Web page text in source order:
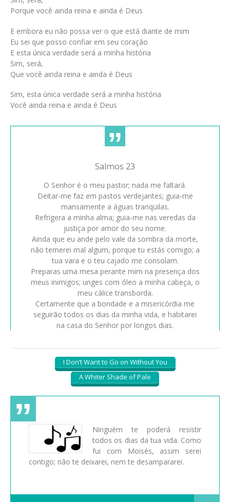
Porque você ainda reina e ainda é Deus
E embora eu não possa ver o que está diante de mim
Eu sei que posso confiar em seu coração
E esta única verdade será a minha história
Sim, será,
Que você ainda reina e ainda é Deus
Sim, esta única verdade será a minha história
Você ainda reina e ainda é Deus
Salmos 23
O Senhor é o meu pastor; nada me faltará.
Deitar-me faz em pastos verdejantes; guia-me
mansamente a águas tranqüilas.
Refrigera a minha alma; guia-me nas veredas da
justiça por amor do seu nome.
Ainda que eu ande pelo vale da sombra da morte,
não temerei mal algum, porque tu estás comigo; a
tua vara e o teu cajado me consolam.
Preparas uma mesa perante mim na presença dos
meus inimigos; unges com óleo a minha cabeça, o
meu cálice transborda.
Certamente que a bondade e a misericórdia me
seguirão todos os dias da minha vida, e habitarei
na casa do Senhor por longos dias.
I Don’t Want to Go on Without You
A Whiter Shade of Pale
Ninguém te poderá resistir
todos os dias da tua vida. Como
fui com Moisés, assim serei
contigo; não te deixarei, nem te desampararei.